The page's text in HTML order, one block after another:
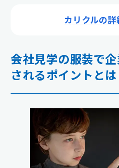
カリクルの詳
会社見学の服装で
されるポイントとは